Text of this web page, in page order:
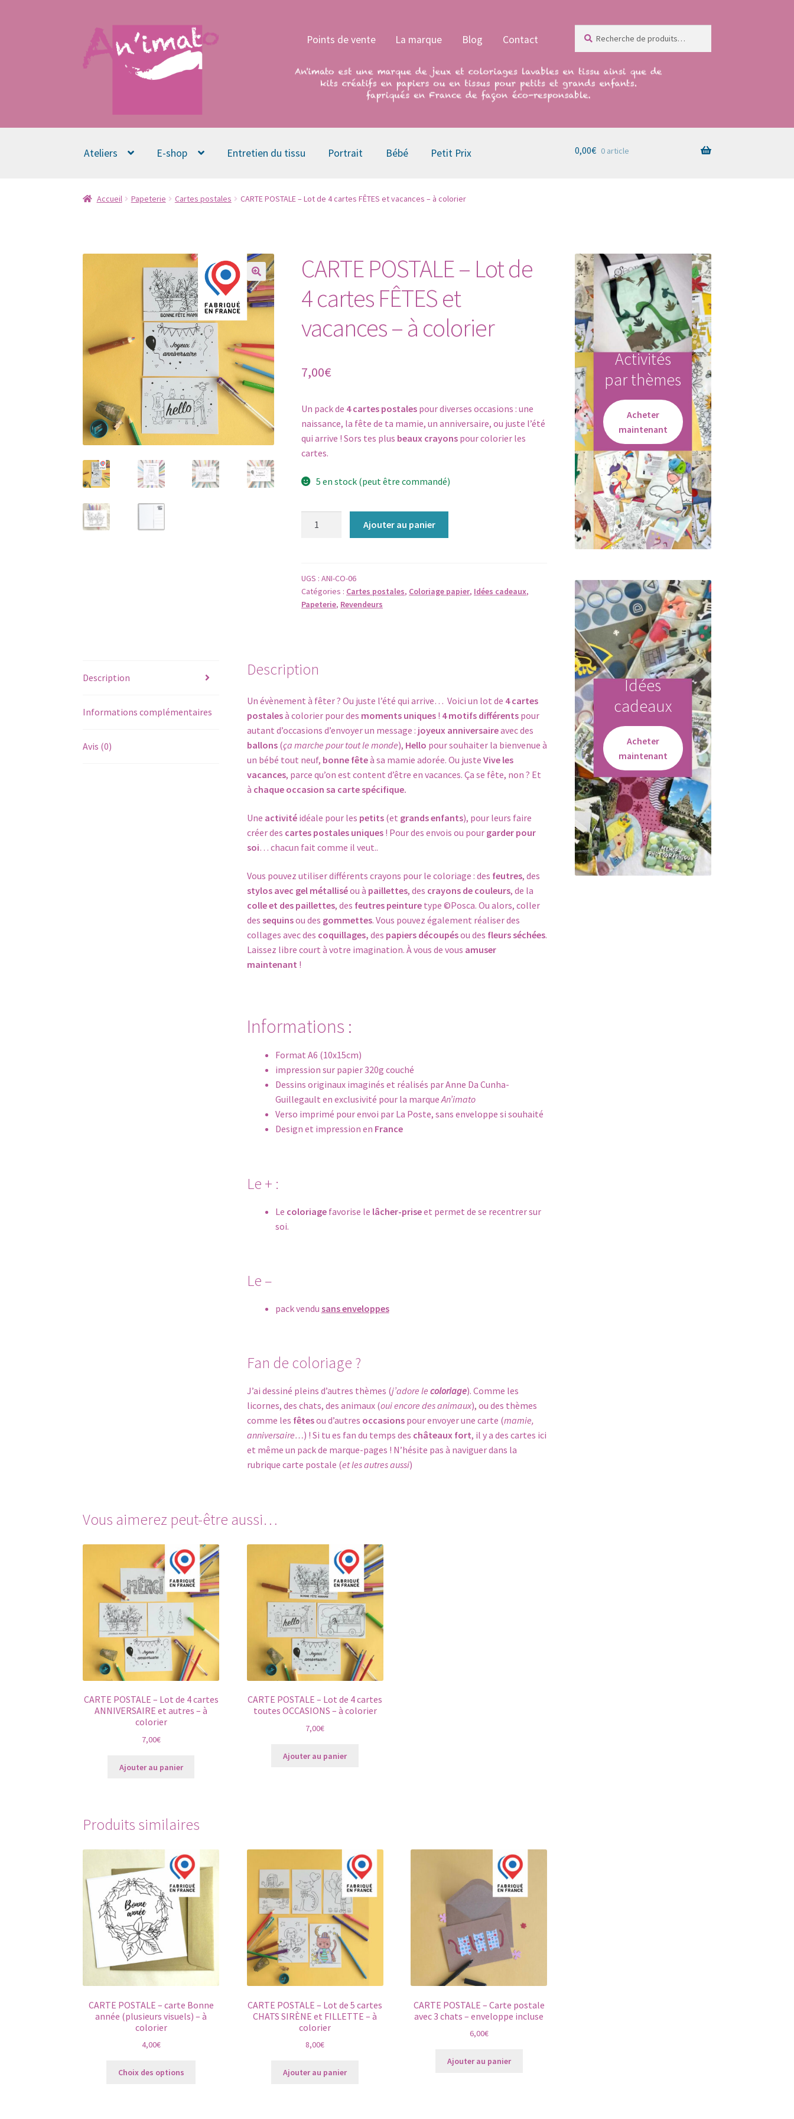
Aller
la
Aller
au
contenu
Points de vente La marque Blog Contact
pour :
Ateliers E-shop Entretien du tissu Portrait Bébé Petit Prix 0,00€ 0 article
Accueil Papeterie Cartes postales CARTE POSTALE – Lot de 4 cartes FÊTES et vacances – à colorier
CARTE POSTALE – Lot de
4 cartes FÊTES et
vacances – à colorier
7,00€
Un pack de 4 cartes postales pour diverses occasions : une
naissance, la fête de ta mamie, un anniversaire, ou juste l’été
qui arrive ! Sors tes plus beaux crayons pour colorier les
cartes.
5 en stock (peut être commandé)
-
Lot
de
et
-
à
colorier
Ajouter au panier
UGS :ANI-CO-06
Catégories : Cartes postales, Coloriage papier, Idées cadeaux,
Papeterie, Revendeurs
Description
Informations complémentaires
Avis (0)
Description
Un évènement à fêter ? Ou juste l’été qui arrive… Voici un lot de 4 cartes
postalesà colorier pour des moments uniques! 4 motifs différentspour
autant d’occasions d’envoyer un message : joyeux anniversaireavec des
ballons(ça marche pour tout le monde), Hello pour souhaiter la bienvenue à
un bébé tout neuf, bonne fêteà sa mamie adorée. Ou juste Vive les
vacances, parce qu’on est content d’être en vacances. Ça se fête, non ? Et
à chaque occasion sa carte spécifique.
Une activitéidéale pour les petits(et grands enfants), pour leurs faire
créer des cartes postales uniques! Pour des envois ou pour garder pour
soi… chacun fait comme il veut..
Vous pouvez utiliser différents crayons pour le coloriage : des feutres, des
stylos avec gel métalliséou à paillettes, des crayons de couleurs, de la
colle et des paillettes, des feutres peinturetype ©Posca. Ou alors, coller
des sequinsou des gommettes. Vous pouvez également réaliser des
collages avec des coquillages, des papiers découpésou des fleurs séchées.
Laissez libre court à votre imagination. À vous de vous amuser
maintenant !
Informations :
Format A6 (10x15cm)
impression sur papier 320g couché
Dessins originaux imaginés et réalisés par Anne Da Cunha-
Guillegault en exclusivité pour la marqueAn’imato
Verso imprimé pour envoi par La Poste, sans enveloppe si souhaité
Design et impression en France
Le + :
Le coloriagefavorise le lâcher-priseet permet de se recentrer sur
soi.
Le –
pack vendu sans enveloppes
Fan de coloriage ?
J’ai dessiné pleins d’autres thèmes (j’adore le coloriage). Comme les
licornes, des chats, des animaux (oui encore des animaux), ou des thèmes
comme les fêtesou d’autres occasionspour envoyer une carte (mamie,
anniversaire…) ! Si tu es fan du temps des châteaux fort, il y a des cartes ici
et même un pack de marque-pages ! N’hésite pas à naviguer dans la
rubrique carte postale (et les autres aussi)
Vous aimerez peut-être aussi…
CARTE POSTALE – Lot de 4 cartes
ANNIVERSAIRE et autres – à
colorier
7,00€
Ajouter au panier
CARTE POSTALE – Lot de 4 cartes
toutes OCCASIONS – à colorier
7,00€
Ajouter au panier
Produits similaires
CARTE POSTALE – carte Bonne
année (plusieurs visuels) – à
colorier
4,00€
Choix des options
CARTE POSTALE – Lot de 5 cartes
CHATS SIRÈNE et FILLETTE – à
colorier
8,00€
Ajouter au panier
CARTE POSTALE – Carte postale
avec 3 chats – enveloppe incluse
6,00€
Ajouter au panier
Activités
par thèmes
Acheter
maintenant
Idées
cadeaux
Acheter
maintenant